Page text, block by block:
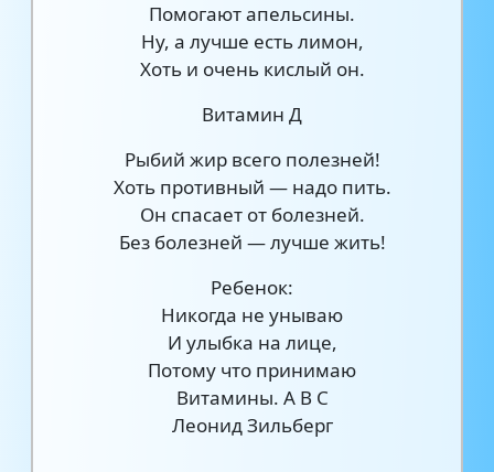
Помогают апельсины.
Ну, а лучше есть лимон,
Хоть и очень кислый он.
Витамин Д
Рыбий жир всего полезней!
Хоть противный — надо пить.
Он спасает от болезней.
Без болезней — лучше жить!
Ребенок:
Никогда не унываю
И улыбка на лице,
Потому что принимаю
Витамины. А В С
Леонид Зильберг